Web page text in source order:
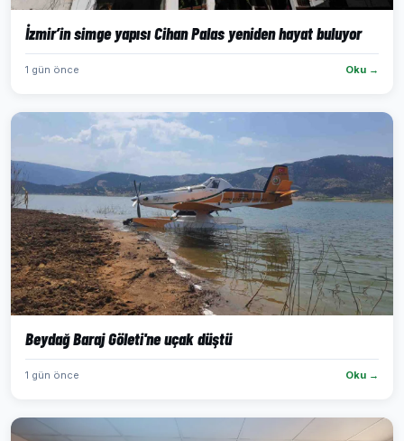
İzmir’in simge yapısı Cihan Palas yeniden hayat buluyor
1 gün önce Oku →
Beydağ Baraj Göleti'ne uçak düştü
1 gün önce Oku →